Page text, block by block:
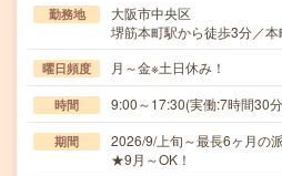
勤務地
大阪市中央区
堺筋本町駅から徒歩3分／
曜日頻度 月～金※土日休み！
時間 9:00～17:30(実働:7時間30
期間
2026/9/上旬～最長6ヶ月の
★9月～OK！